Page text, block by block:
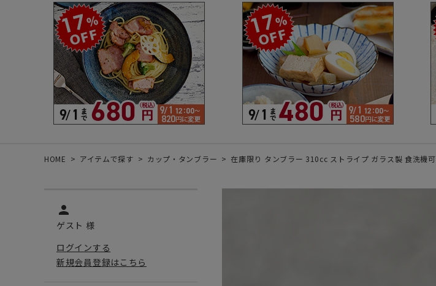
- 箸置き
- カトラリー
- れんげ
- すり鉢
- 土鍋
- 雑貨
- トレー
- 白い食器
- 黒い食器
- カラフルな食器
- 磁器製
- 木製
- ガラス製
- 樹脂製
HOME アイテムで探す カップ・タンブラー 在庫限り タンブラー 310cc ストライプ ガラス製 食洗機可
person
ゲスト 様
ログインする
新規会員登録はこちら